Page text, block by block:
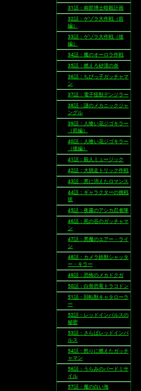
31話：南部博士暗殺計画
32話：ゲゾラ大作戦（前
編）
33話：ゲゾラ大作戦（後
編）
34話：魔のオーロラ作戦
35話：燃えろ砂漠の炎
36話：ちびっ子ガッチャマ
ン
37話：電子怪獣デンジラー
38話：謎のメカニックジャ
ングル
39話：人喰い花ジゴキラー
（前編）
40話：人喰い花ジゴキラー
（後編）
41話：殺人ミュージック
42話：大脱走トリック作戦
43話：悪に消えたロマンス
44話：ギャラクターの挑戦
状
45話：夜霧のアシカ忍者隊
46話：死の谷のガッチャマ
ン
47話：悪魔のエアー・ライ
ン
48話：カメラ鉄獣シャッタ
ー・キラー
49話：恐怖のメカドクガ
50話：白骨恐竜トラコドン
51話：回転獣キャタローラ
ー
52話：レッドインパルスの
秘密
53話：さらばレッドインパ
ルス
54話：怒りに燃えたガッチ
ャマン
56話：うらみのバードミサ
イル
57話：魔の白い海